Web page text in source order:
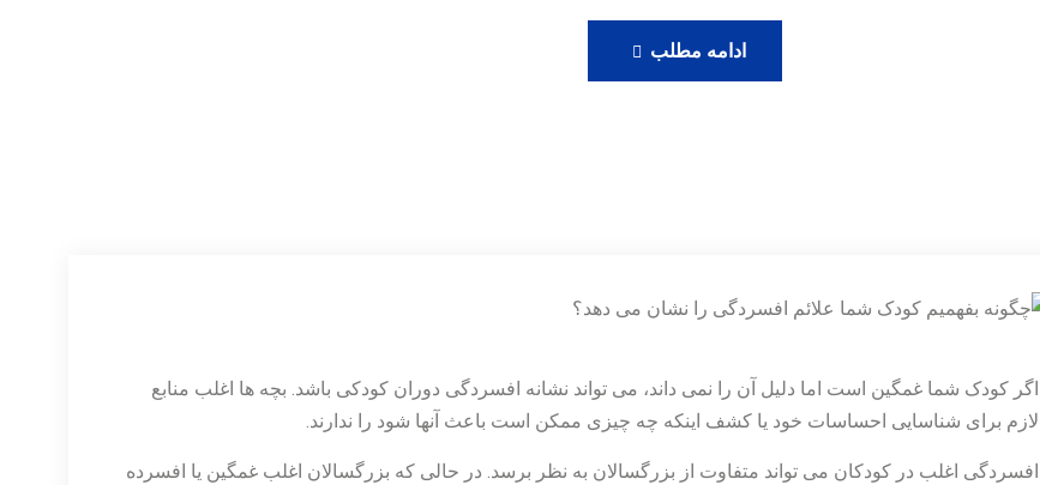
ادامه مطلب رزرو
ویزیت
اگر کودک شما غمگین است اما دلیل آن را نمی داند، می تواند نشانه افسردگی دوران کودکی باشد. بچه ها اغلب منابع
لازم برای شناسایی احساسات خود یا کشف اینکه چه چیزی ممکن است باعث آنها شود را ندارند.
افسردگی اغلب در کودکان می تواند متفاوت از بزرگسالان به نظر برسد. در حالی که بزرگسالان اغلب غمگین یا افسرده